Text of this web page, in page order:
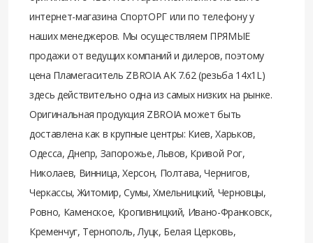
интернет-магазина СпортОРГ или по телефону у
наших менеджеров. Мы осуществляем ПРЯМЫЕ
продажи от ведущих компаний и дилеров, поэтому
цена Пламегаситель ZBROIA AK 7.62 (резьба 14x1L)
здесь действительно одна из самых низких на рынке.
Оригинальная продукция ZBROIA может быть
доставлена как в крупные центры: Киев, Харьков,
Одесса, Днепр, Запорожье, Львов, Кривой Рог,
Николаев, Винница, Херсон, Полтава, Чернигов,
Черкассы, Житомир, Сумы, Хмельницкий, Черновцы,
Ровно, Каменское, Кропивницкий, Ивано-Франковск,
Кременчуг, Тернополь, Луцк, Белая Церковь,